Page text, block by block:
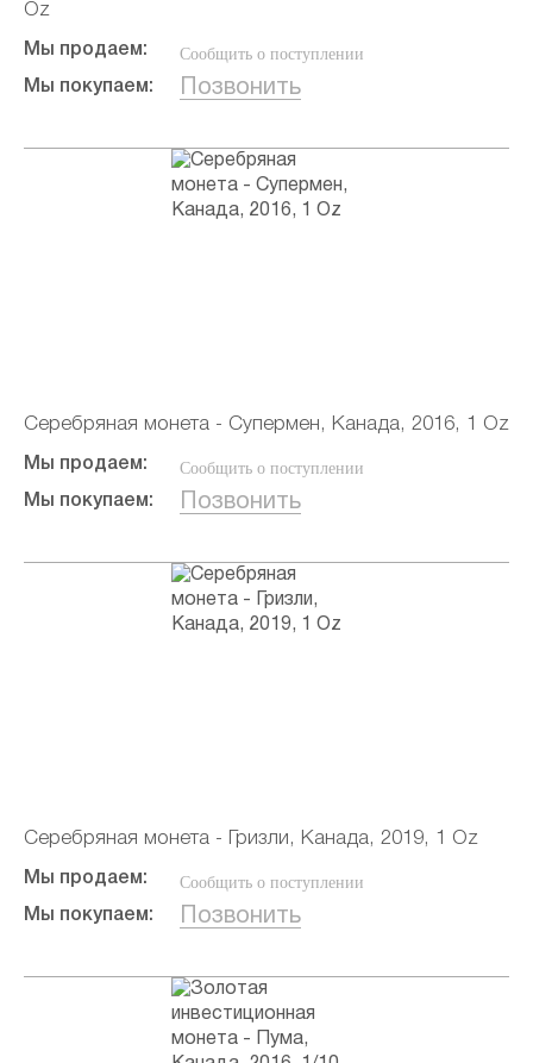
Oz
Мы продаем: Сообщить о поступлении
Мы покупаем: Позвонить
Серебряная монета - Супермен, Канада, 2016, 1 Oz
Мы продаем: Сообщить о поступлении
Мы покупаем: Позвонить
Серебряная монета - Гризли, Канада, 2019, 1 Oz
Мы продаем: Сообщить о поступлении
Мы покупаем: Позвонить